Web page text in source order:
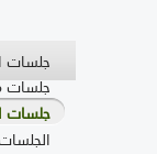
جلسات
جلسات
جلسات